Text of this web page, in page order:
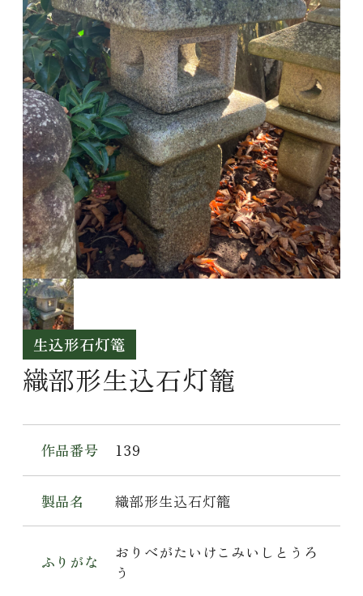
生込形石灯篭
織部形生込石灯籠
作品番号 139
製品名 織部形生込石灯籠
ふりがな
おりべがたいけこみいしとうろ
う